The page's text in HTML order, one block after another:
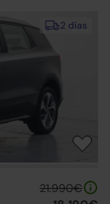
2 días
21.990€